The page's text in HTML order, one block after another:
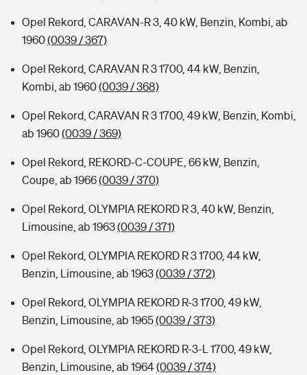
Opel Rekord, CARAVAN-R 3, 40 kW, Benzin, Kombi, ab
1960(0039 / 367)
Opel Rekord, CARAVAN R 3 1700, 44 kW, Benzin,
Kombi, ab 1960(0039 / 368)
Opel Rekord, CARAVAN R 3 1700, 49 kW, Benzin, Kombi,
ab 1960(0039 / 369)
Opel Rekord, REKORD-C-COUPE, 66 kW, Benzin,
Coupe, ab 1966(0039 / 370)
Opel Rekord, OLYMPIA REKORD R 3, 40 kW, Benzin,
Limousine, ab 1963(0039 / 371)
Opel Rekord, OLYMPIA REKORD R 3 1700, 44 kW,
Benzin, Limousine, ab 1963(0039 / 372)
Opel Rekord, OLYMPIA REKORD R-3 1700, 49 kW,
Benzin, Limousine, ab 1965(0039 / 373)
Opel Rekord, OLYMPIA REKORD R-3-L 1700, 49 kW,
Benzin, Limousine, ab 1964(0039 / 374)